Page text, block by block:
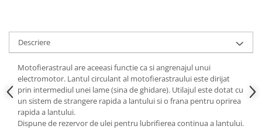
Insecticid
Tratamente repaus vegetativ
Ingrasaminte plante
Ingrasaminte plante
Ingrasaminte plante - CUTIE / KG
Descriere
Motofierastraul are aceeasi functie ca si angrenajul unui
electromotor. Lantul circulant al motofierastraului este dirijat
prin intermediul unei lame (sina de ghidare). Utilajul este dotat cu
un sistem de strangere rapida a lantului si o frana pentru oprirea
rapida a lantului.
Dispune de rezervor de ulei pentru lubrifierea continua a lantului.